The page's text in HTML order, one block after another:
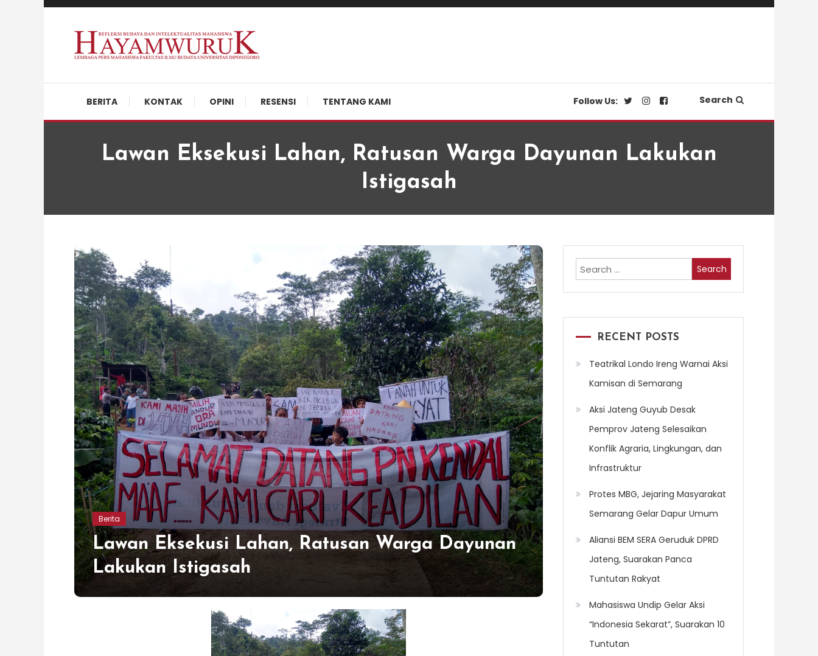
Skip
Content
BERITA KONTAK OPINI RESENSI TENTANG KAMI Follow Us: Search
Lawan Eksekusi Lahan, Ratusan Warga Dayunan Lakukan
Istigasah
Berita
Lawan Eksekusi Lahan, Ratusan Warga Dayunan
Lakukan Istigasah
Search
for:
RECENT POSTS
Teatrikal Londo Ireng Warnai Aksi
Kamisan di Semarang
Aksi Jateng Guyub Desak
Pemprov Jateng Selesaikan
Konflik Agraria, Lingkungan, dan
Infrastruktur
Protes MBG, Jejaring Masyarakat
Semarang Gelar Dapur Umum
Aliansi BEM SERA Geruduk DPRD
Jateng, Suarakan Panca
Tuntutan Rakyat
Mahasiswa Undip Gelar Aksi
“Indonesia Sekarat”, Suarakan 10
Tuntutan